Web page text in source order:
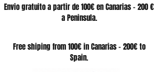
Envio gratuito a partir de 100€ en Canarias - 200 €
a Peninsula.
SKATE SHOP
Free shiping from 100€ in Canarias - 200€ to
Spain.